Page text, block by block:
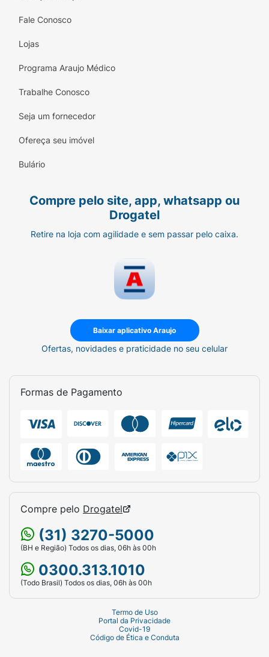
Fale Conosco
Lojas
Programa Araujo Médico
Trabalhe Conosco
Seja um fornecedor
Ofereça seu imóvel
Bulário
Compre pelo site, app, whatsapp ou
Drogatel
Retire na loja com agilidade e sem passar pelo caixa.
Baixar aplicativo Araujo
Ofertas, novidades e praticidade no seu celular
Formas de Pagamento
Compre pelo Drogatel
(31) 3270-5000
(BH e Região) Todos os dias, 06h às 00h
0300.313.1010
(Todo Brasil) Todos os dias, 06h às 00h
Termo de Uso
Portal da Privacidade
Covid-19
Código de Ética e Conduta